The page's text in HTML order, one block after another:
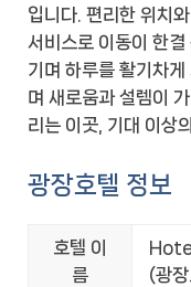
입니다. 편리한 위치
서비스로 이동이 한
기며 하루를 활기차
며 새로움과 설렘이
리는 이곳, 기대 이상
광장호텔 정보
호텔 이
름
(광